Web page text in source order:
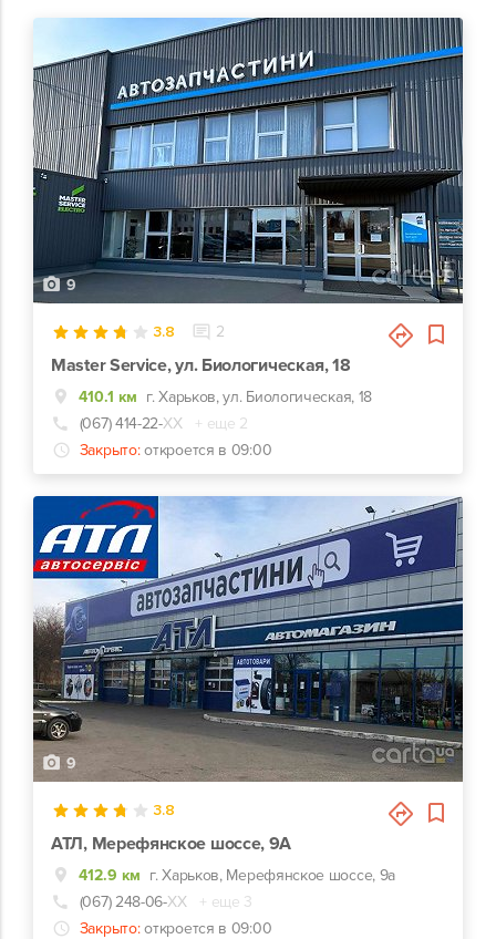
9
3.8 2
Master Service, ул. Биологическая, 18
410.1 км г. Харьков, ул. Биологическая, 18
(067) 414-22-ХХ
+ еще 2
Закрыто: откроется в 09:00
9
3.8
АТЛ, Мерефянское шоссе, 9А
412.9 км г. Харьков, Мерефянское шоссе, 9а
(067) 248-06-ХХ
+ еще 3
Закрыто: откроется в 09:00